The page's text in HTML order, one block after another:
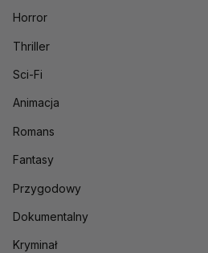
Horror
Thriller
Sci-Fi
Animacja
Romans
Fantasy
Przygodowy
Dokumentalny
Kryminał